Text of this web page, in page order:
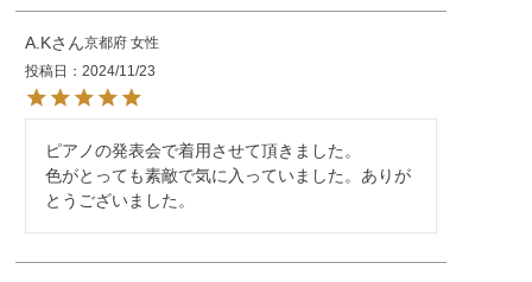
A.K 京都府 女性
投稿日
2024/11/23
ピアノの発表会で着用させて頂きました。
色がとっても素敵で気に入っていました。ありが
とうございました。